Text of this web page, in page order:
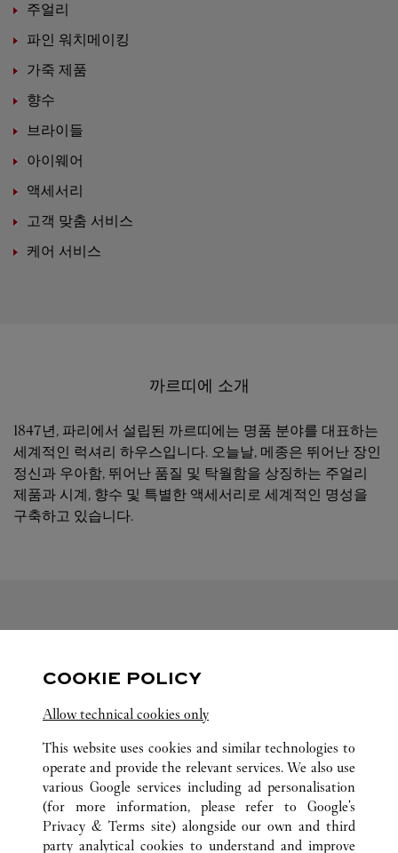
주얼리
파인 워치메이킹
가죽 제품
향수
브라이들
아이웨어
액세서리
고객 맞춤 서비스
케어 서비스
까르띠에 소개
1847년, 파리에서 설립된 까르띠에는 명품 분야를 대표하는
세계적인 럭셔리 하우스입니다. 오늘날, 메종은 뛰어난 장인
정신과 우아함, 뛰어난 품질 및 탁월함을 상징하는 주얼리
제품과 시계, 향수 및 특별한 액세서리로 세계적인 명성을
구축하고 있습니다.
Visit us on Facebook
Link Opens in New Tab
Visit us on Instagram
Link Opens in New TabVisit us on Tumblr
Link Opens in New Tab
전체 까르띠에 부티크 위치 오스트리아
WIEN
KOHLMARKT 1
COOKIE POLICY
Allow technical cookies only
This website uses cookies and similar technologies to
operate and provide the relevant services. We also use
various Google services including ad personalisation
(for more information, please refer to Google's
Privacy & Terms site) alongside our own and third
party analytical cookies to understand and improve